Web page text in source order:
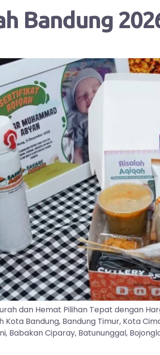
Bandung
dan Hemat Pilihan Tepat dengan
Bandung, Bandung Timur, Kota
Ciparay, Batununggal,